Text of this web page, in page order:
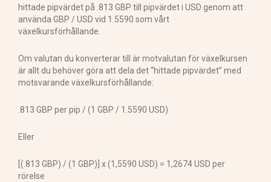
hittade pipvärdet på .813 GBP till pipvärdet i USD genom att
använda GBP / USD vid 1.5590 som vårt
växelkursförhållande.
Om valutan du konverterar till är motvalutan för växelkursen
är allt du behöver göra att dela det “hittade pipvärdet” med
motsvarande växelkursförhållande:
.813 GBP per pip / (1 GBP / 1.5590 USD)
Eller
[(.813 GBP) / (1 GBP)] x (1,5590 USD) = 1,2674 USD per
rörelse